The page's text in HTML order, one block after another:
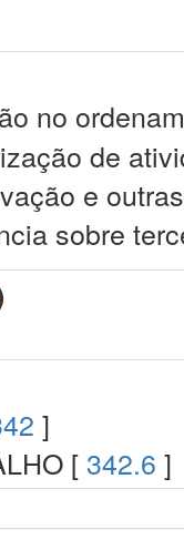
no
de
e
sobre
]
[ 342.6 ]